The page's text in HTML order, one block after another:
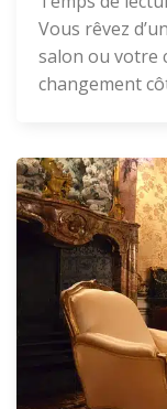
Vous rêvez
salon ou votre
changement